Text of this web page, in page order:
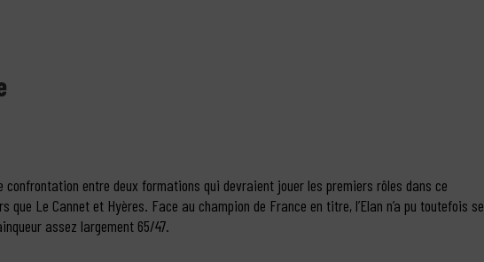
confrontation entre deux formations qui devraient jouer les premiers rôles dans ce
que Le Cannet et Hyères. Face au champion de France en titre, l’Elan n’a pu toutefois se
assez largement 65/47.